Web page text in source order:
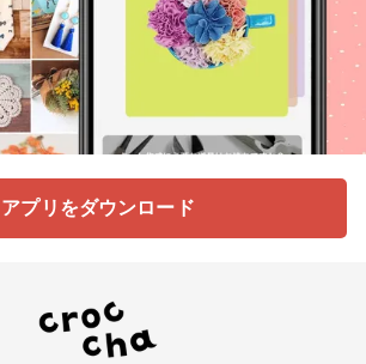
アプリをダウンロード